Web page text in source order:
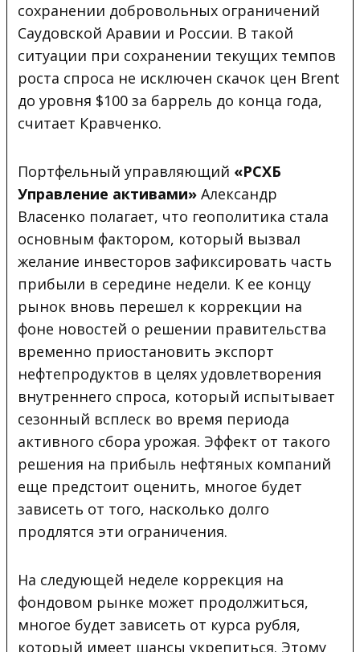
сохранении добровольных ограничений
Саудовской Аравии и России. В такой
ситуации при сохранении текущих темпов
роста спроса не исключен скачок цен Brent
до уровня $100 за баррель до конца года,
считает Кравченко.
Портфельный управляющий «РСХБ
Управление активами» Александр
Власенко полагает, что геополитика стала
основным фактором, который вызвал
желание инвесторов зафиксировать часть
прибыли в середине недели. К ее концу
рынок вновь перешел к коррекции на
фоне новостей о решении правительства
временно приостановить экспорт
нефтепродуктов в целях удовлетворения
внутреннего спроса, который испытывает
сезонный всплеск во время периода
активного сбора урожая. Эффект от такого
решения на прибыль нефтяных компаний
еще предстоит оценить, многое будет
зависеть от того, насколько долго
продлятся эти ограничения.
На следующей неделе коррекция на
фондовом рынке может продолжиться,
многое будет зависеть от курса рубля,
который имеет шансы укрепиться. Этому